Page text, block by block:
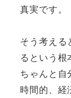
真実です。
そう考える
るという根
ちゃんと自
時間的、経